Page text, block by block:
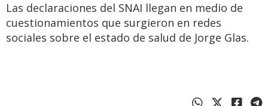
Las declaraciones del SNAI llegan en medio de
cuestionamientos que surgieron en redes
sociales sobre el estado de salud de Jorge Glas.